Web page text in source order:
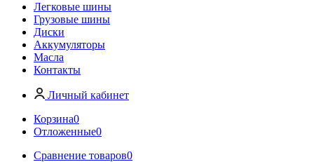
Легковые шины
Грузовые шины
Диски
Аккумуляторы
Масла
Контакты
Личный кабинет
Корзина0
Отложенные0
Сравнение товаров0